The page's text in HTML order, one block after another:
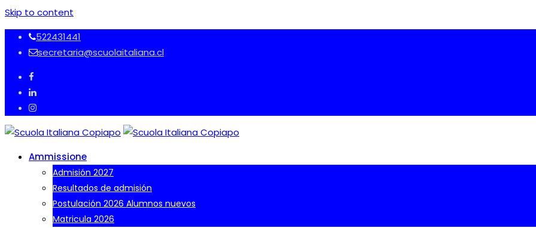
Skip to content
522431441
secretaria@scuolaitaliana.cl
Ammissione
Admisión 2027
Resultados de admisión
Postulación 2026 Alumnos nuevos
Matricula 2026